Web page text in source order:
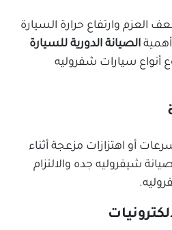
وارتفاع حرارة السيارة
الصيانة الدورية للسيارة
أنواع سيارات شفروليه
أو اهتزازات مزعجة أثناء
شيفروليه جده والالتزام